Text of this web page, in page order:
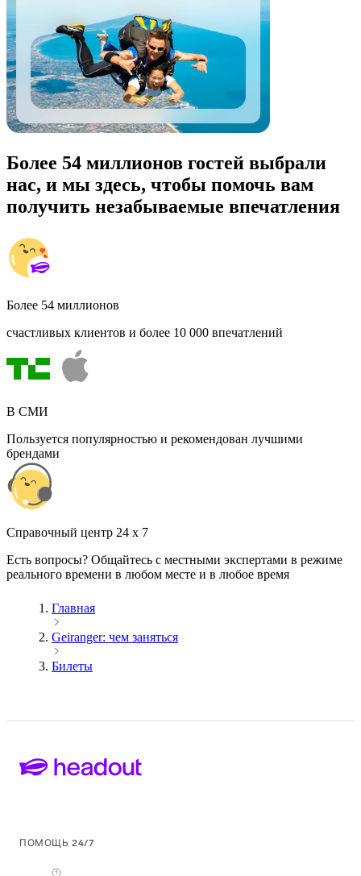
Более 54 миллионов гостей выбрали
нас, и мы здесь, чтобы помочь вам
получить незабываемые впечатления
Более 54 миллионов
счастливых клиентов и более 10 000 впечатлений
В СМИ
Пользуется популярностью и рекомендован лучшими
брендами
Cправочный центр 24 x 7
Есть вопросы? Общайтесь с местными экспертами в режиме
реального времени в любом месте и в любое время
Главная
Geiranger: чем заняться
Билеты
ПОМОЩЬ 24/7